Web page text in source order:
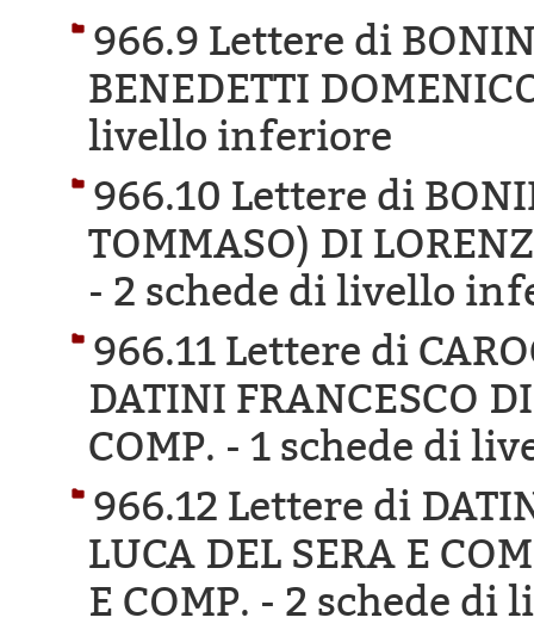
966.9 Lettere di
BENEDETTI
livello inferiore
966.10 Lettere di
TOMMASO) DI
- 2 schede di livello
966.11 Lettere di
DATINI FRANCESCO
COMP. - 1 schede di
966.12 Lettere di
LUCA DEL SERA E
E COMP. - 2 schede di